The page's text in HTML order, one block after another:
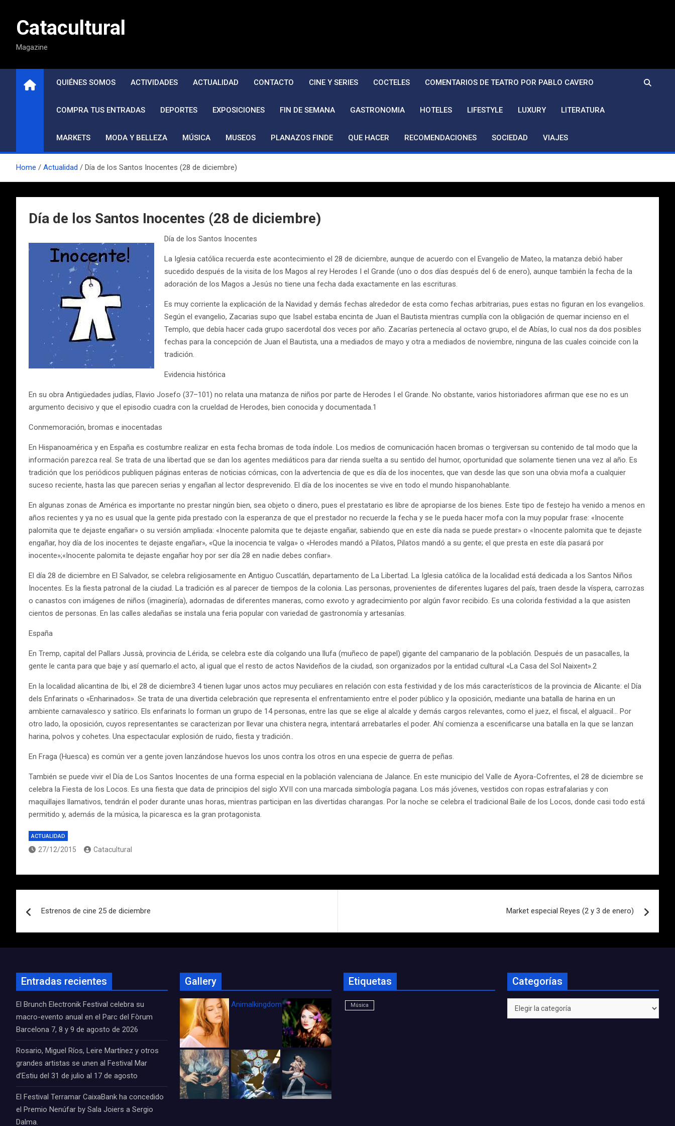
contenidoCatacultural
Magazine
QUIÉNES SOMOS ACTIVIDADES ACTUALIDAD CONTACTO CINE Y SERIES COCTELES COMENTARIOS DE TEATRO POR PABLO CAVERO
COMPRA TUS ENTRADAS DEPORTES EXPOSICIONES FIN DE SEMANA GASTRONOMIA HOTELES LIFESTYLE LUXURY LITERATURA
MARKETS MODA Y BELLEZA MÚSICA MUSEOS PLANAZOS FINDE QUE HACER RECOMENDACIONES SOCIEDAD VIAJES
Home Actualidad Día de los Santos Inocentes (28 de diciembre)
Día de los Santos Inocentes (28 de diciembre)
Día de los Santos Inocentes
La Iglesia católica recuerda este acontecimiento el 28 de diciembre, aunque de acuerdo con el Evangelio de Mateo, la matanza debió haber
sucedido después de la visita de los Magos al rey Herodes I el Grande (uno o dos días después del 6 de enero), aunque también la fecha de la
adoración de los Magos a Jesús no tiene una fecha dada exactamente en las escrituras.
Es muy corriente la explicación de la Navidad y demás fechas alrededor de esta como fechas arbitrarias, pues estas no figuran en los evangelios.
Según el evangelio, Zacarias supo que Isabel estaba encinta de Juan el Bautista mientras cumplía con la obligación de quemar incienso en el
Templo, que debía hacer cada grupo sacerdotal dos veces por año. Zacarías pertenecía al octavo grupo, el de Abías, lo cual nos da dos posibles
fechas para la concepción de Juan el Bautista, una a mediados de mayo y otra a mediados de noviembre, ninguna de las cuales coincide con la
tradición.
Evidencia histórica
En su obra Antigüedades judías, Flavio Josefo (37–101) no relata una matanza de niños por parte de Herodes I el Grande. No obstante, varios historiadores afirman que ese no es un
argumento decisivo y que el episodio cuadra con la crueldad de Herodes, bien conocida y documentada.1
Conmemoración, bromas e inocentadas
En Hispanoamérica y en España es costumbre realizar en esta fecha bromas de toda índole. Los medios de comunicación hacen bromas o tergiversan su contenido de tal modo que la
información parezca real. Se trata de una libertad que se dan los agentes mediáticos para dar rienda suelta a su sentido del humor, oportunidad que solamente tienen una vez al año. Es
tradición que los periódicos publiquen páginas enteras de noticias cómicas, con la advertencia de que es día de los inocentes, que van desde las que son una obvia mofa a cualquier
suceso reciente, hasta las que parecen serias y engañan al lector desprevenido. El día de los inocentes se vive en todo el mundo hispanohablante.
En algunas zonas de América es importante no prestar ningún bien, sea objeto o dinero, pues el prestatario es libre de apropiarse de los bienes. Este tipo de festejo ha venido a menos en
años recientes y ya no es usual que la gente pida prestado con la esperanza de que el prestador no recuerde la fecha y se le pueda hacer mofa con la muy popular frase: «Inocente
palomita que te dejaste engañar» o su versión ampliada: «Inocente palomita que te dejaste engañar, sabiendo que en este día nada se puede prestar» o «Inocente palomita que te dejaste
engañar, hoy día de los inocentes te dejaste engañar», «Que la inocencia te valga» o «Herodes mandó a Pilatos, Pilatos mandó a su gente; el que presta en este día pasará por
inocente»;«Inocente palomita te dejaste engañar hoy por ser día 28 en nadie debes confiar».
El día 28 de diciembre en El Salvador, se celebra religiosamente en Antiguo Cuscatlán, departamento de La Libertad. La Iglesia católica de la localidad está dedicada a los Santos Niños
Inocentes. Es la fiesta patronal de la ciudad. La tradición es al parecer de tiempos de la colonia. Las personas, provenientes de diferentes lugares del país, traen desde la víspera, carrozas
o canastos con imágenes de niños (imaginería), adornadas de diferentes maneras, como exvoto y agradecimiento por algún favor recibido. Es una colorida festividad a la que asisten
cientos de personas. En las calles aledañas se instala una feria popular con variedad de gastronomía y artesanías.
España
En Tremp, capital del Pallars Jussà, provincia de Lérida, se celebra este día colgando una llufa (muñeco de papel) gigante del campanario de la población. Después de un pasacalles, la
gente le canta para que baje y así quemarlo.el acto, al igual que el resto de actos Navideños de la ciudad, son organizados por la entidad cultural «La Casa del Sol Naixent».2
En la localidad alicantina de Ibi, el 28 de diciembre3 4 tienen lugar unos actos muy peculiares en relación con esta festividad y de los más característicos de la provincia de Alicante: el Día
dels Enfarinats o «Enharinados». Se trata de una divertida celebración que representa el enfrentamiento entre el poder público y la oposición, mediante una batalla de harina en un
ambiente carnavalesco y satírico. Els enfarinats lo forman un grupo de 14 personas, entre las que se elige al alcalde y demás cargos relevantes, como el juez, el fiscal, el alguacil… Por
otro lado, la oposición, cuyos representantes se caracterizan por llevar una chistera negra, intentará arrebatarles el poder. Ahí comienza a escenificarse una batalla en la que se lanzan
harina, polvos y cohetes. Una espectacular explosión de ruido, fiesta y tradición..
En Fraga (Huesca) es común ver a gente joven lanzándose huevos los unos contra los otros en una especie de guerra de peñas.
También se puede vivir el Día de Los Santos Inocentes de una forma especial en la población valenciana de Jalance. En este municipio del Valle de Ayora-Cofrentes, el 28 de diciembre se
celebra la Fiesta de los Locos. Es una fiesta que data de principios del siglo XVII con una marcada simbología pagana. Los más jóvenes, vestidos con ropas estrafalarias y con
maquillajes llamativos, tendrán el poder durante unas horas, mientras participan en las divertidas charangas. Por la noche se celebra el tradicional Baile de los Locos, donde casi todo está
permitido y, además de la música, la picaresca es la gran protagonista.
ACTUALIDAD
27/12/2015 Catacultural
de
Estrenos de cine 25 de diciembre Market especial Reyes (2 y 3 de enero)
Entradas recientes
El Brunch Electronik Festival celebra su
macro-evento anual en el Parc del Fòrum
Barcelona 7, 8 y 9 de agosto de 2026
Rosario, Miguel Ríos, Leire Martínez y otros
grandes artistas se unen al Festival Mar
d’Estiu del 31 de julio al 17 de agosto
El Festival Terramar CaixaBank ha concedido
el Premio Nenúfar by Sala Joiers a Sergio
Dalma.
Gallery
Animalkingdom_FichaCine
Etiquetas
Música
Categorías
Categorías